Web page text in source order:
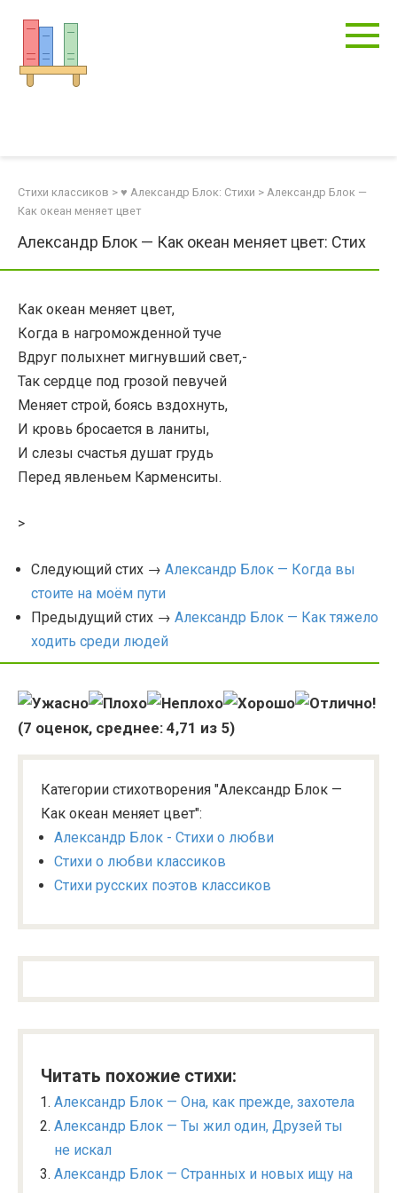
контенту
Стихи классиков > ♥ Александр Блок: Стихи > Александр Блок —
Как океан меняет цвет
Александр Блок — Как океан меняет цвет: Стих
Как океан меняет цвет,
Когда в нагроможденной туче
Вдруг полыхнет мигнувший свет,-
Так сердце под грозой певучей
Меняет строй, боясь вздохнуть,
И кровь бросается в ланиты,
И слезы счастья душат грудь
Перед явленьем Карменситы.
>
Следующий стих → Александр Блок — Когда вы
стоите на моём пути
Предыдущий стих → Александр Блок — Как тяжело
ходить среди людей
(7 оценок, среднее: 4,71 из 5)
Категории стихотворения "Александр Блок —
Как океан меняет цвет":
Александр Блок - Стихи о любви
Стихи о любви классиков
Стихи русских поэтов классиков
Читать похожие стихи:
Александр Блок — Она, как прежде, захотела
Александр Блок — Ты жил один, Друзей ты
не искал
Александр Блок — Странных и новых ищу на